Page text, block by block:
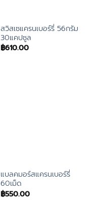
สวิสเซแครนเบอร์รี่ 56กรัม
30แคปซูล
฿610.00
แบลคมอร์สแครนเบอร์รี่
60เม็ด
฿550.00